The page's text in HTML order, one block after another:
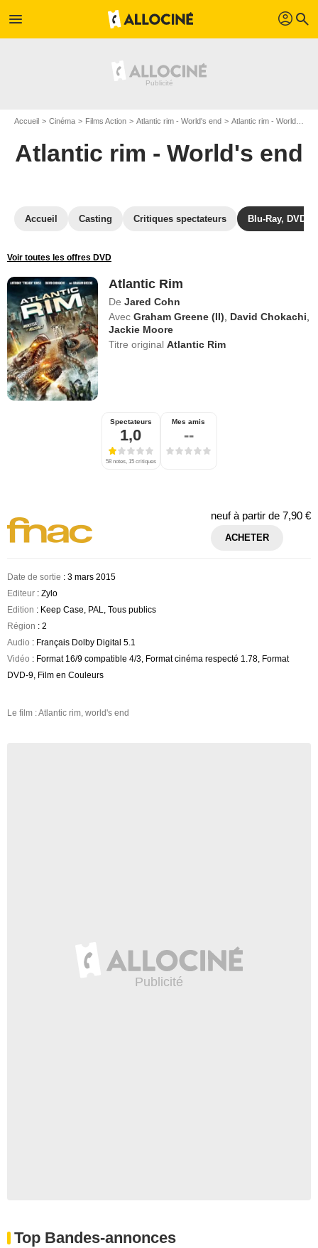
menu profil search
Accueil Cinéma Films Action Atlantic rim - World's end Atlantic rim - World's end en DVD
Atlantic rim - World's end
Accueil Casting Critiques spectateurs Blu-Ray, DVD
Voir toutes les offres DVD
Atlantic Rim
De Jared Cohn
Avec Graham Greene (II) David Chokachi
Jackie Moore
Titre originalAtlantic Rim
Spectateurs
1,0
58 notes, 15 critiques
Mes amis
--
neuf à partir de 7,90 €
ACHETER
Date de sortie : 3 mars 2015
Editeur : Zylo
Edition : Keep Case, PAL, Tous publics
Région : 2
Audio : Français Dolby Digital 5.1
Vidéo : Format 16/9 compatible 4/3, Format cinéma respecté 1.78, Format
DVD-9, Film en Couleurs
Le film : Atlantic rim, world's end
Top Bandes-annonces